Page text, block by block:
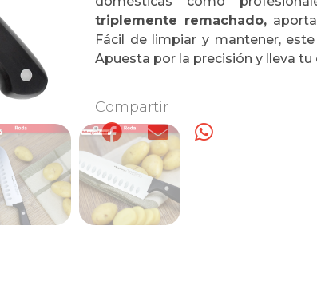
triplemente remachado,aporta
Fácil de limpiar y mantener,
Apuesta por la precisión y lleva tu
Compartir